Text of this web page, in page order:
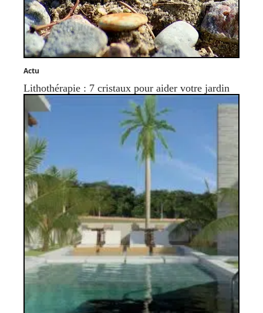
Actu
Lithothérapie : 7 cristaux pour aider votre jardin